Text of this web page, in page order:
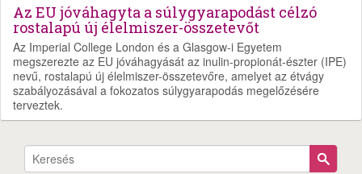
Az EU jóváhagyta a súlygyarapodást célzó
rostalapú új élelmiszer-összetevőt
Az Imperial College London és a Glasgow-i Egyetem
megszerezte az EU jóváhagyását az inulin-propionát-észter (IPE)
nevű, rostalapú új élelmiszer-összetevőre, amelyet az étvágy
szabályozásával a fokozatos súlygyarapodás megelőzésére
terveztek.